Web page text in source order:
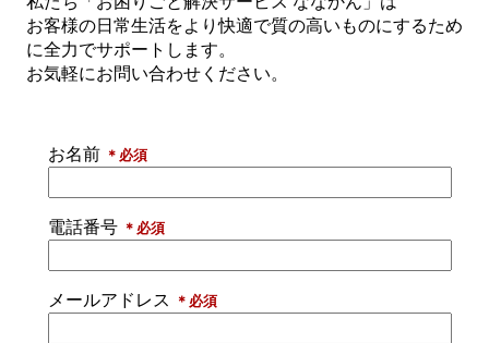
お客様の日常生活をより快適で質の高いものにするため
に全力でサポートします。
お気軽にお問い合わせください。
お名前 ＊必須
電話番号 ＊必須
メールアドレス ＊必須